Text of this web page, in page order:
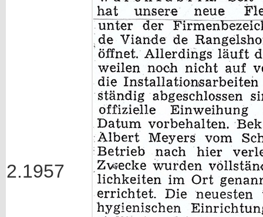
2.1957